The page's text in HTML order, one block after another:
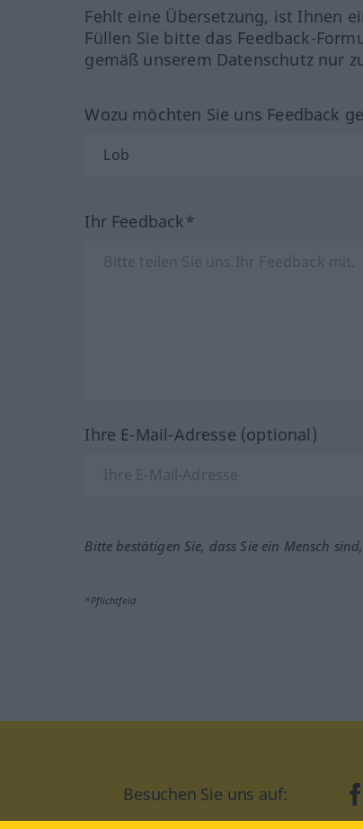
Fehlt eine Übersetzung, ist Ihnen
Füllen Sie bitte das Feedback-
gemäß unserem Datenschutz nur
Wozu möchten Sie uns Feedback
Ihr Feedback*
Ihre E-Mail-Adresse (optional)
Bitte bestätigen Sie, dass Sie ein Mensch
*Pflichtfeld
Besuchen Sie uns auf: